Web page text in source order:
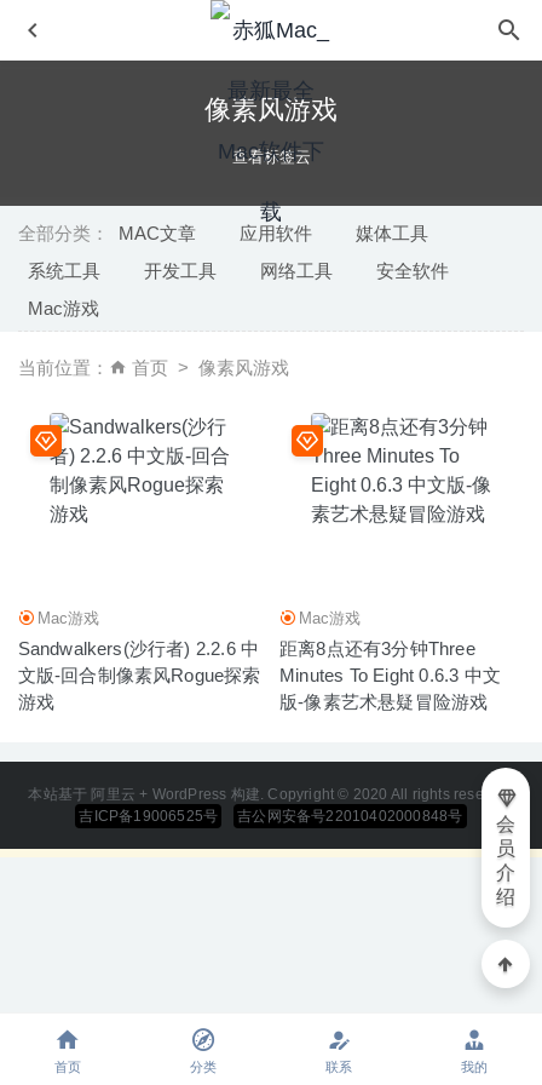
像素风游戏
查看标签云
全部分类： MAC文章 应用软件
媒体工具
系统工具
开发工具 网络工具
安全软件
Mac游戏
当前位置： 首页 像素风游戏
Mac游戏
Sandwalkers(沙行者) 2.2.6 中
文版-回合制像素风Rogue探索
游戏
Mac游戏
距离8点还有3分钟Three
Minutes To Eight 0.6.3 中文
版-像素艺术悬疑冒险游戏
本站基于 阿里云 + WordPress 构建. Copyright © 2020 All rights reserved
吉ICP备19006525号
吉公网安备号22010402000848号
会
员
介
绍
04-21
File Cabinet Pro 7.9.4 – Finder任务栏扩展增强
Hopper Disassembler 5.18.1-逆向工程反编译工程工具
2025-09-24
Pixologic Zbrush 2026.2.1 中文版-专业的2D/3D数字雕刻
绘图软件
首页 分类 联系 我的